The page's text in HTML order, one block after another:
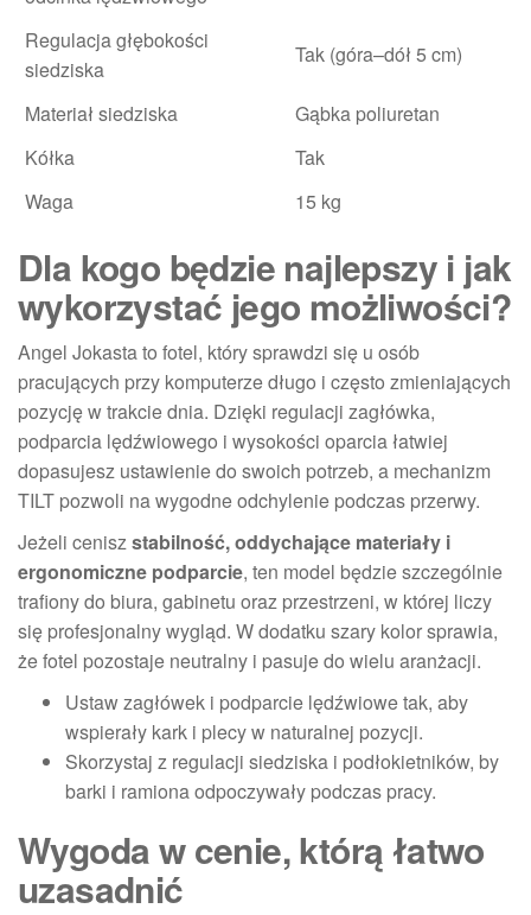
Regulacja głębokości
siedziska
Tak (góra–dół 5 cm)
Materiał siedziska
Gąbka poliuretan
Kółka
Tak
Waga
15 kg
Dla kogo będzie najlepszy i jak
wykorzystać jego możliwości?
Angel Jokasta to fotel, który sprawdzi się u osób
pracujących przy komputerze długo i często zmieniających
pozycję w trakcie dnia. Dzięki regulacji zagłówka,
podparcia lędźwiowego i wysokości oparcia łatwiej
dopasujesz ustawienie do swoich potrzeb, a mechanizm
TILT pozwoli na wygodne odchylenie podczas przerwy.
Jeżeli ceniszstabilność, oddychające materiały i
ergonomiczne podparcie, ten model będzie szczególnie
trafiony do biura, gabinetu oraz przestrzeni, w której liczy
się profesjonalny wygląd. W dodatku szary kolor sprawia,
że fotel pozostaje neutralny i pasuje do wielu aranżacji.
Ustaw zagłówek i podparcie lędźwiowe tak, aby
wspierały kark i plecy w naturalnej pozycji.
Skorzystaj z regulacji siedziska i podłokietników, by
barki i ramiona odpoczywały podczas pracy.
Wygoda w cenie, którą łatwo
uzasadnić